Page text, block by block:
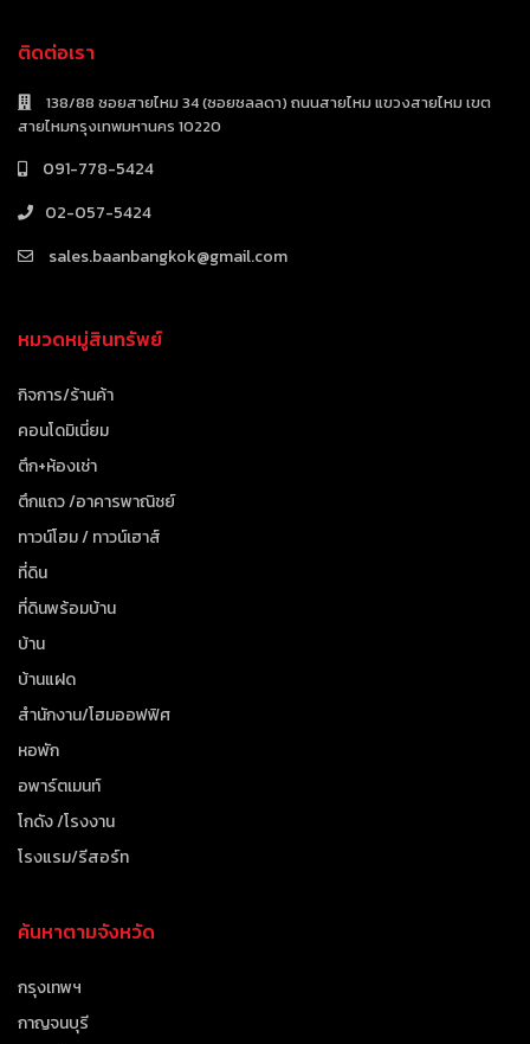
ติดต่อเรา
138/88 ซอยสายไหม 34 (ซอยชลลดา) ถนนสายไหม แขวงสายไหม เขต
สายไหมกรุงเทพมหานคร 10220
091-778-5424
02-057-5424
sales.baanbangkok@gmail.com
หมวดหมู่สินทรัพย์
กิจการ/ร้านค้า
คอนโดมิเนี่ยม
ตึก+ห้องเช่า
ตึกแถว /อาคารพาณิชย์
ทาวน์โฮม / ทาวน์เฮาส์
ที่ดิน
ที่ดินพร้อมบ้าน
บ้าน
บ้านแฝด
สำนักงาน/โฮมออฟฟิศ
หอพัก
อพาร์ตเมนท์
โกดัง /โรงงาน
โรงแรม/รีสอร์ท
ค้นหาตามจังหวัด
กรุงเทพฯ
กาญจนบุรี